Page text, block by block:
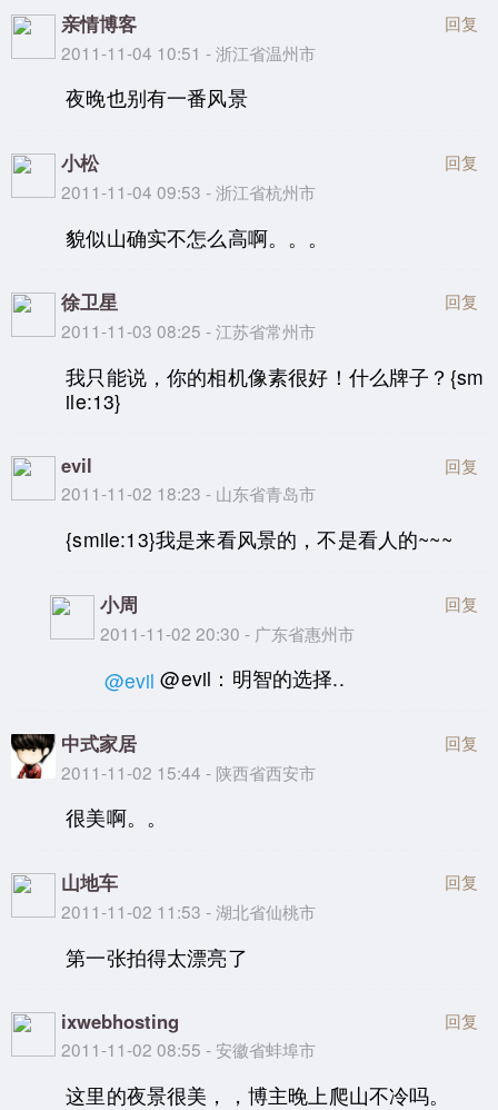
亲情博客
2011-11-04 10:51 - 浙江省温州市
回复
夜晚也别有一番风景
小松
2011-11-04 09:53 - 浙江省杭州市
回复
貌似山确实不怎么高啊。。。
徐卫星
2011-11-03 08:25 - 江苏省常州市
回复
我只能说，你的相机像素很好！什么牌子？{sm
ile:13}
evil
2011-11-02 18:23 - 山东省青岛市
回复
{smile:13}我是来看风景的，不是看人的~~~
小周
2011-11-02 20:30 - 广东省惠州市
回复
@evil @evil：明智的选择..
中式家居
2011-11-02 15:44 - 陕西省西安市
回复
很美啊。。
山地车
2011-11-02 11:53 - 湖北省仙桃市
回复
第一张拍得太漂亮了
ixwebhosting
2011-11-02 08:55 - 安徽省蚌埠市
回复
这里的夜景很美，，博主晚上爬山不冷吗。